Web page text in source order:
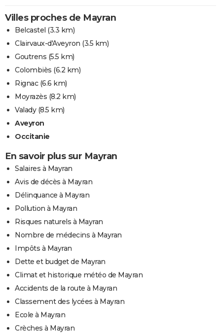
Villes proches de Mayran
Belcastel (3.3 km)
Clairvaux-d'Aveyron (3.5 km)
Goutrens (5.5 km)
Colombiès (6.2 km)
Rignac(6.6 km)
Moyrazès (8.2 km)
Valady(8.5 km)
Aveyron
Occitanie
En savoir plus sur Mayran
Salaires à Mayran
Avis de décès à Mayran
Délinquance à Mayran
Pollution à Mayran
Risques naturels à Mayran
Nombre de médecins à Mayran
Impôts à Mayran
Dette et budget de Mayran
Climat et historique météo de Mayran
Accidents de la route à Mayran
Classement des lycées à Mayran
Ecole à Mayran
Crèches à Mayran